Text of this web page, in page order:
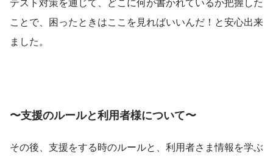
ことで、困ったときはここを見ればいいんだ！と安心出来
ました。
〜支援のルールと利用者様について〜
その後、支援をする時のルールと、利用者さま情報を学ぶ